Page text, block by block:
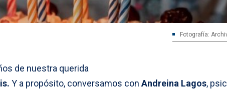
Fotografía:
de nuestra querida
Y a propósito, conversamos con Andreina Lagos,